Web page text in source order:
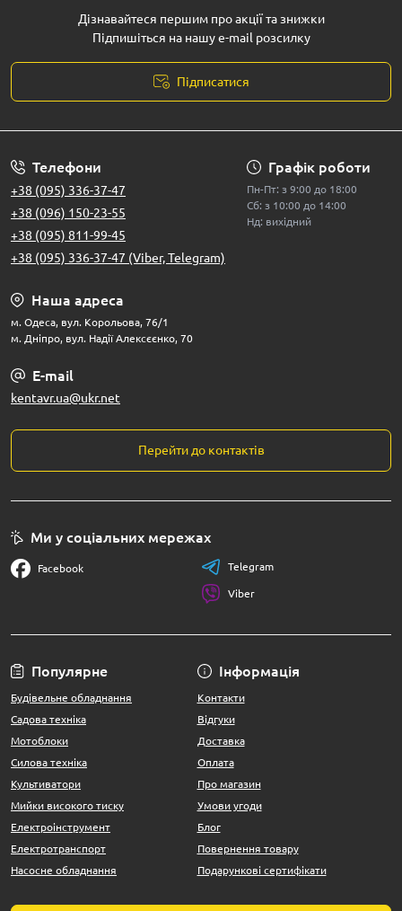
Дізнавайтеся першим про акції та знижки
Підпишіться на нашу e-mail розсилку
Підписатися
Телефони
+38 (095) 336-37-47
+38 (096) 150-23-55
+38 (095) 811-99-45
+38 (095) 336-37-47 (Viber, Telegram)
Графік роботи
Пн-Пт: з 9:00 до 18:00
Сб: з 10:00 до 14:00
Нд: вихідний
Наша адреса
м. Одеса, вул. Корольова, 76/1
м. Дніпро, вул. Надії Алексєєнко, 70
E-mail
kentavr.ua@ukr.net
Перейти до контактів
Популярне
Будівельне обладнання
Садова техніка
Мотоблоки
Силова техніка
Культиватори
Мийки високого тиску
Електроінструмент
Електротранспорт
Насосне обладнання
Інформація
Контакти
Відгуки
Доставка
Оплата
Про магазин
Умови угоди
Блог
Повернення товару
Подарункові сертифікати
Ми у соціальних мережах
Facebook Telegram
Viber